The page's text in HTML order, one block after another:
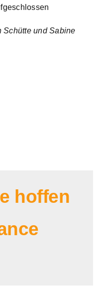
Schütte und Sabine
hoffen